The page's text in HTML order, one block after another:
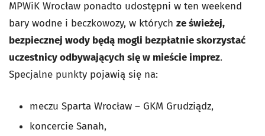
MPWiK Wrocław ponadto udostępni w ten weekend
bary wodne i beczkowozy, w których ze świeżej,
bezpiecznej wody będą mogli bezpłatnie skorzystać
uczestnicy odbywających się w mieście imprez.
Specjalne punkty pojawią się na:
meczu Sparta Wrocław – GKM Grudziądz,
koncercie Sanah,